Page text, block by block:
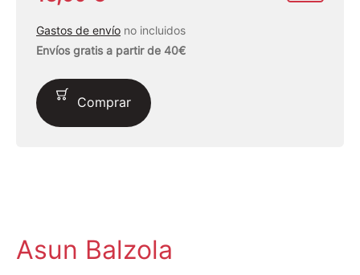
Gastos de envío no incluidos
Envíos gratis a partir de 40€
Comprar
Asun Balzola